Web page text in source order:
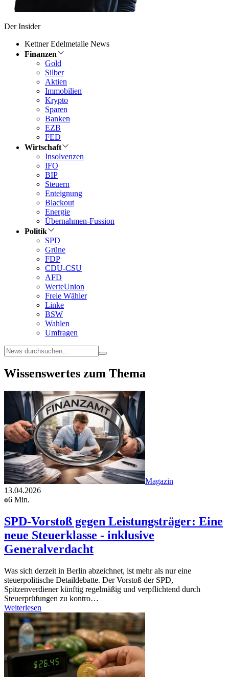
Der Insider
Kettner Edelmetalle News
Finanzen
Gold
Silber
Aktien
Immobilien
Krypto
Sparen
Banken
EZB
FED
Wirtschaft
Insolvenzen
IFO
BIP
Steuern
Enteignung
Blackout
Energie
Übernahmen-Fussion
Politik
SPD
Grüne
FDP
CDU-CSU
AFD
WerteUnion
Freie Wähler
Linke
BSW
Wahlen
Umfragen
Wissenswertes zum Thema
Magazin
13.04.2026
6 Min.
SPD-Vorstoß gegen Leistungsträger: Eine
neue Steuerklasse - inklusive
Generalverdacht
Was sich derzeit in Berlin abzeichnet, ist mehr als nur eine
steuerpolitische Detaildebatte. Der Vorstoß der SPD,
Spitzenverdiener künftig regelmäßig und verpflichtend durch
Steuerprüfungen zu kontro…
Weiterlesen